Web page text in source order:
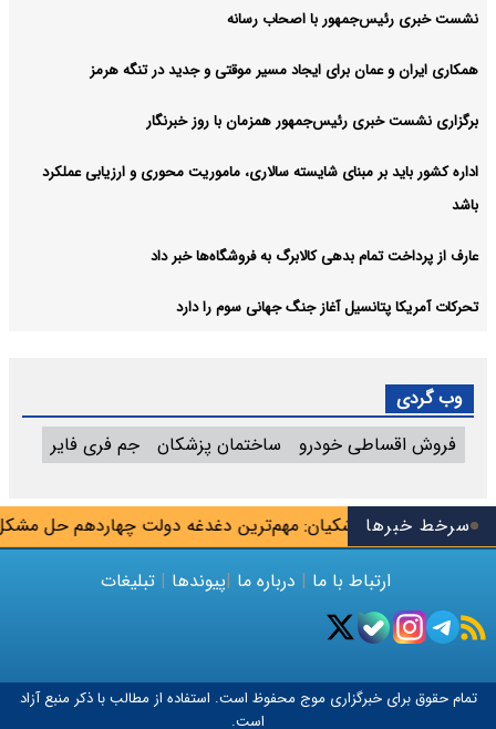
سرخط خبرهاپزشکیان: مهم‌ترین دغدغه دولت چهاردهم حل مشکل شهریور
نشست خبری رئیس‌جمهور با اصحاب رسانه
همکاری ایران و عمان برای ایجاد مسیر موقتی و جدید در تنگه هرمز
برگزاری نشست خبری رئیس‌جمهور همزمان با روز خبرنگار
اداره کشور باید بر مبنای شایسته سالاری، ماموریت محوری و ارزیابی عملکرد
باشد
عارف از پرداخت تمام بدهی کالابرگ به فروشگاه‌ها خبر داد
تحرکات آمریکا پتانسیل آغاز جنگ جهانی سوم را دارد
وب گردی
فروش اقساطی خودرو
ساختمان پزشکان جم فری فایر
ارتباط با ما | درباره ما |پیوندها | تبلیغات
تمام حقوق برای خبرگزاری موج محفوظ است. استفاده از مطالب با ذکر منبع آزاد
است.